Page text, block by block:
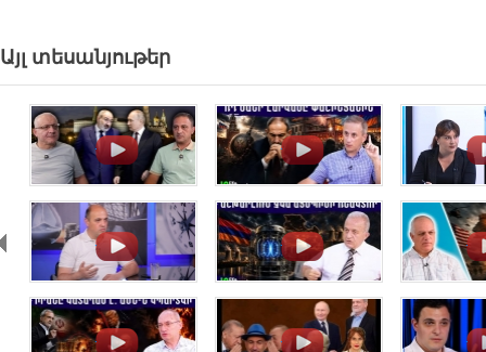
Այլ տեսանյութեր
. . .
. . .
. . .